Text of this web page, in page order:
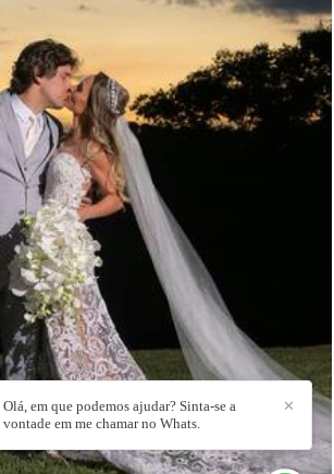
8497 44
✕
Olá, em que podemos ajudar? Sinta-se a
vontade em me chamar no Whats.